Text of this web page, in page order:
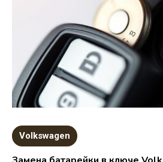
Volkswagen